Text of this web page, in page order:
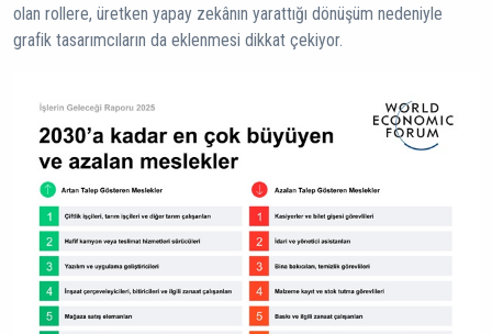
olan rollere, üretken yapay zekânın yarattığı dönüşüm nedeniyle
grafik tasarımcıların da eklenmesi dikkat çekiyor.